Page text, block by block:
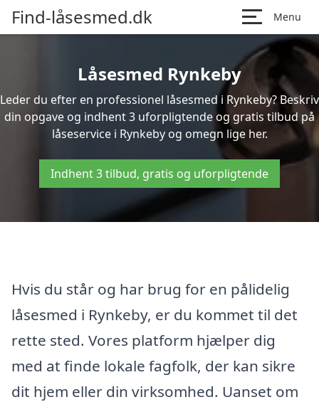
Find-låsesmed.dk Menu
Låsesmed Rynkeby
Leder du efter en professionel låsesmed i Rynkeby? Beskriv
din opgave og indhent 3 uforpligtende og gratis tilbud på
låseservice i Rynkeby og omegn lige her.
Indhent 3 tilbud, gratis og uforpligtende
Hvis du står og har brug for en pålidelig
låsesmed i Rynkeby, er du kommet til det
rette sted. Vores platform hjælper dig
med at finde lokale fagfolk, der kan sikre
dit hjem eller din virksomhed. Uanset om